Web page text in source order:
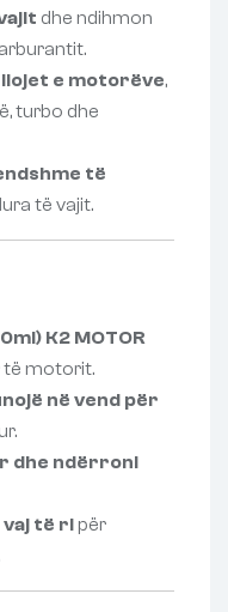
dhe ndihmon
e motorëve,
turbo dhe
të
të vajit.
K2 MOTOR
të motorit.
në vend për
dhe ndërroni
vaj të ripër